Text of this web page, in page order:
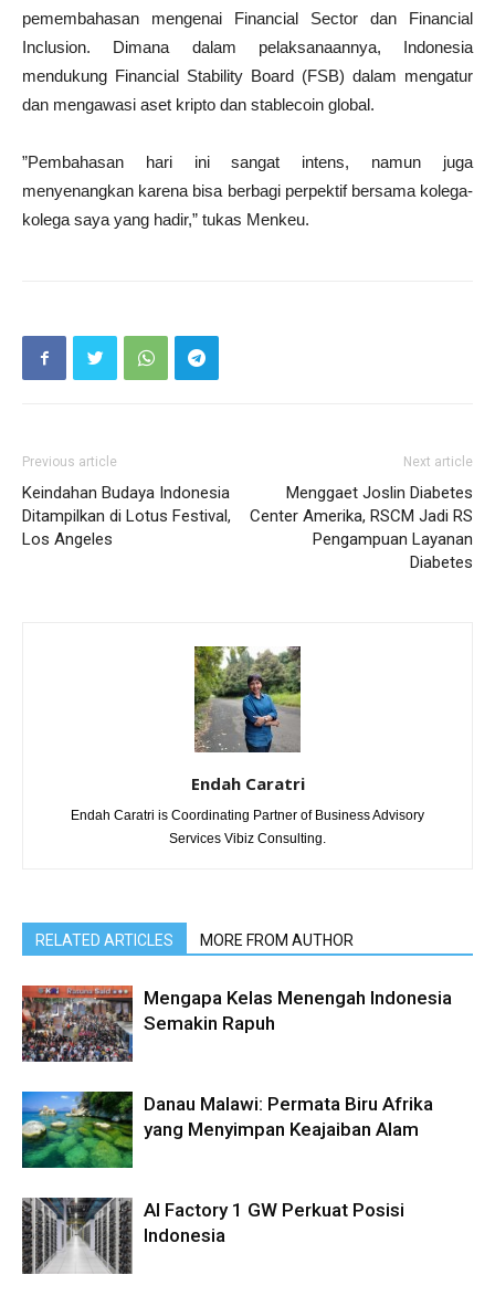
pemembahasan mengenai Financial Sector dan Financial
Inclusion. Dimana dalam pelaksanaannya, Indonesia
mendukung Financial Stability Board (FSB) dalam mengatur
dan mengawasi aset kripto dan stablecoin global.
”Pembahasan hari ini sangat intens, namun juga
menyenangkan karena bisa berbagi perpektif bersama kolega-
kolega saya yang hadir,” tukas Menkeu.
Previous article
Keindahan Budaya Indonesia
Ditampilkan di Lotus Festival,
Los Angeles
Next article
Menggaet Joslin Diabetes
Center Amerika, RSCM Jadi RS
Pengampuan Layanan
Diabetes
Endah Caratri
Endah Caratri is Coordinating Partner of Business Advisory
Services Vibiz Consulting.
RELATED ARTICLES MORE FROM AUTHOR
Mengapa Kelas Menengah Indonesia
Semakin Rapuh
Danau Malawi: Permata Biru Afrika
yang Menyimpan Keajaiban Alam
AI Factory 1 GW Perkuat Posisi
Indonesia